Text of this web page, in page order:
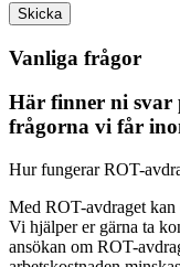
Skicka
Vanliga frågor
Här finner ni svar
frågorna vi får
Hur fungerar ROT-
Med ROT-avdraget kan
Vi hjälper er gärna ta
ansökan om ROT-